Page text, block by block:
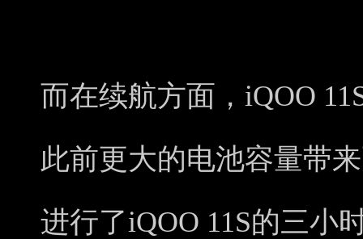
而在续航方面，iQOO
此前更大的电池容量带
进行了iQOO 11S的三小